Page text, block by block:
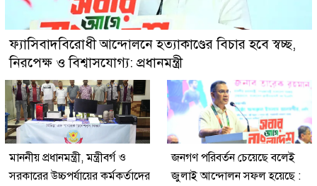
ফ্যাসিবাদবিরোধী আন্দোলনে হত্যাকাণ্ডের বিচার হবে স্বচ্ছ,
নিরপেক্ষ ও বিশ্বাসযোগ্য: প্রধানমন্ত্রী
মাননীয় প্রধানমন্ত্রী, মন্ত্রীবর্গ ও
সরকারের উচ্চপর্যায়ের কর্মকর্তাদের
জনগণ পরিবর্তন চেয়েছে বলেই
জুলাই আন্দোলন সফল হয়েছে :